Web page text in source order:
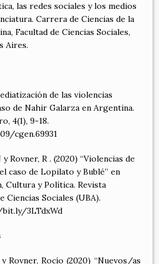
las redes sociales y los medios
Carrera de Ciencias de la
Facultad de Ciencias Sociales,
Aires.
de las violencias
de Nahir Galarza en Argentina.
4(1), 9-18.
cgen.69931
Rovner, R . (2020) “Violencias de
caso de Lopilato y Bublé” en
Cultura y Política. Revista
Ciencias Sociales (UBA).
3LTdxWd
Rovner, Rocío (2020) “Nuevos/as